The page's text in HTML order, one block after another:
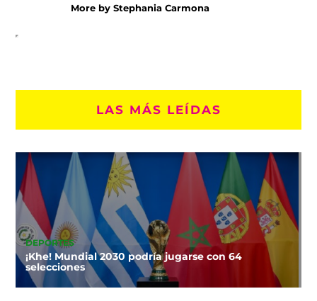
More by Stephania Carmona
LAS MÁS LEÍDAS
DEPORTES
¡Khe! Mundial 2030 podría jugarse con 64
selecciones